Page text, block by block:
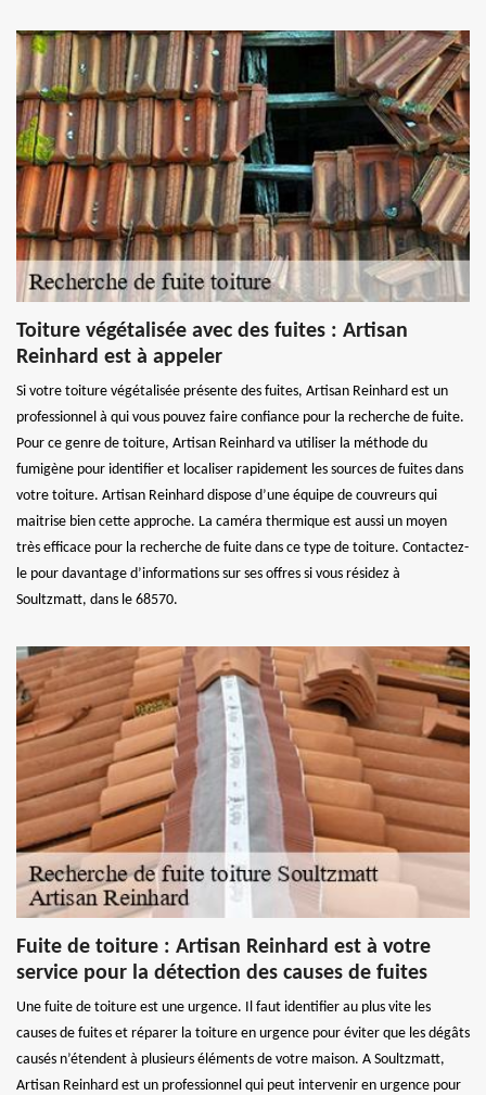
Toiture végétalisée avec des fuites : Artisan
Reinhard est à appeler
Si votre toiture végétalisée présente des fuites, Artisan Reinhard est un
professionnel à qui vous pouvez faire confiance pour la recherche de fuite.
Pour ce genre de toiture, Artisan Reinhard va utiliser la méthode du
fumigène pour identifier et localiser rapidement les sources de fuites dans
votre toiture. Artisan Reinhard dispose d’une équipe de couvreurs qui
maitrise bien cette approche. La caméra thermique est aussi un moyen
très efficace pour la recherche de fuite dans ce type de toiture. Contactez-
le pour davantage d’informations sur ses offres si vous résidez à
Soultzmatt, dans le 68570.
Fuite de toiture : Artisan Reinhard est à votre
service pour la détection des causes de fuites
Une fuite de toiture est une urgence. Il faut identifier au plus vite les
causes de fuites et réparer la toiture en urgence pour éviter que les dégâts
causés n’étendent à plusieurs éléments de votre maison. A Soultzmatt,
Artisan Reinhard est un professionnel qui peut intervenir en urgence pour